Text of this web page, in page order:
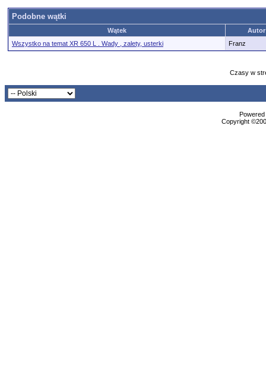
Podobne wątki
Wątek
Wszystko na temat XR 650 L . Wady , zalety, usterki
Franz
Czasy w
Copyright